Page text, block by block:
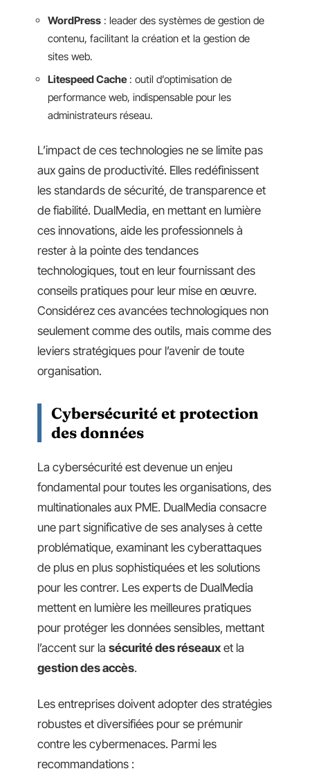
WordPress : leader des systèmes de gestion de
contenu, facilitant la création et la gestion de
sites web.
Litespeed Cache : outil d’optimisation de
performance web, indispensable pour les
administrateurs réseau.
L’impact de ces technologies ne se limite pas
aux gains de productivité. Elles redéfinissent
les standards de sécurité, de transparence et
de fiabilité. DualMedia, en mettant en lumière
ces innovations, aide les professionnels à
rester à la pointe des tendances
technologiques, tout en leur fournissant des
conseils pratiques pour leur mise en œuvre.
Considérez ces avancées technologiques non
seulement comme des outils, mais comme des
leviers stratégiques pour l’avenir de toute
organisation.
Cybersécurité et protection
des données
La cybersécurité est devenue un enjeu
fondamental pour toutes les organisations, des
multinationales aux PME. DualMedia consacre
une part significative de ses analyses à cette
problématique, examinant les cyberattaques
de plus en plus sophistiquées et les solutions
pour les contrer. Les experts de DualMedia
mettent en lumière les meilleures pratiques
pour protéger les données sensibles, mettant
l’accent sur la sécurité des réseaux et la
gestion des accès.
Les entreprises doivent adopter des stratégies
robustes et diversifiées pour se prémunir
contre les cybermenaces. Parmi les
recommandations :